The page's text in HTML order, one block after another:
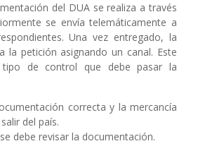
del DUA se realiza a través
se envía telemáticamente a
Una vez entregado, la
la petición asignando un canal. Este
tipo de control que debe pasar la
correcta y la mercancía
del país.
debe revisar la documentación.